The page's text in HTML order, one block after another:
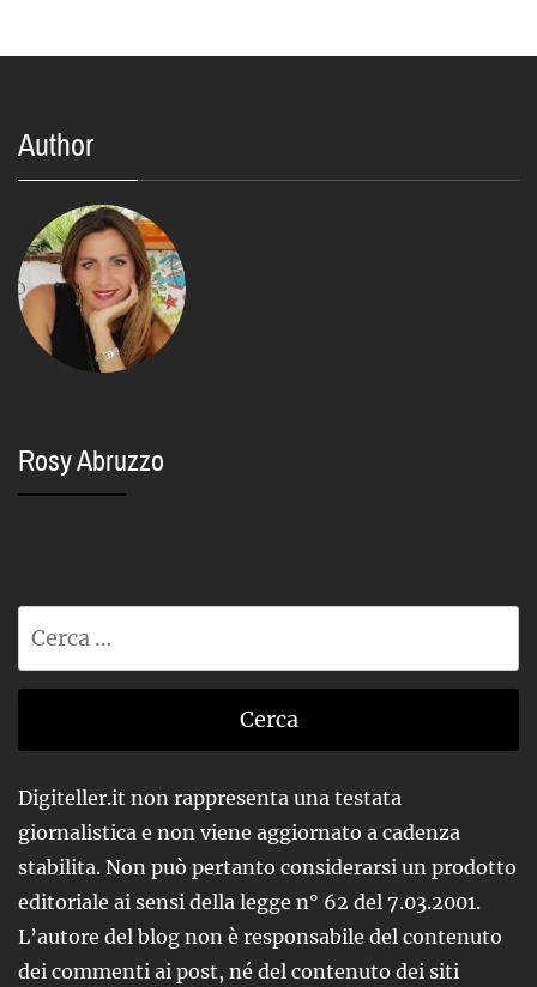
Author
Rosy Abruzzo
Digiteller.it non rappresenta una testata
giornalistica e non viene aggiornato a cadenza
stabilita. Non può pertanto considerarsi un prodotto
editoriale ai sensi della legge n° 62 del 7.03.2001.
L’autore del blog non è responsabile del contenuto
dei commenti ai post, né del contenuto dei siti